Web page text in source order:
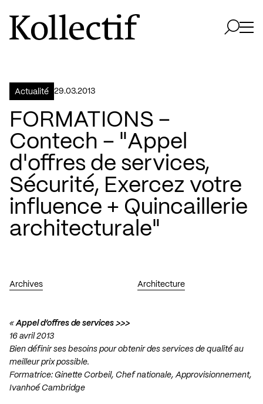
Aller à la page d'accueil
Logo Kollectif
Actualité 29.03.2013
FORMATIONS –
Contech – "Appel
d'offres de services,
Sécurité, Exercez votre
influence + Quincaillerie
architecturale"
Archives Architecture
«Appel d’offres de services >>>
16 avril 2013
Bien définir ses besoins pour obtenir des services de qualité au
meilleur prix possible.
Formatrice: Ginette Corbeil, Chef nationale, Approvisionnement,
Ivanhoé Cambridge